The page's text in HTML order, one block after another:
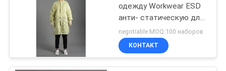
одежду Workwear ESD
анти- статическую для
производственной
линии
negotiable MOQ:100 наборов
КОНТАКТ